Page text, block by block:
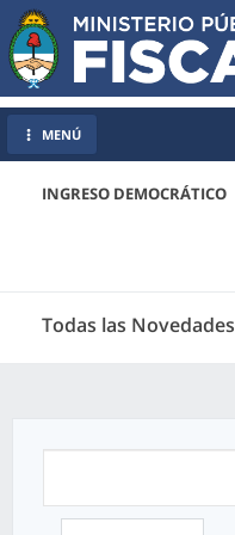
INGRESO DEMOCRÁTICO
Todas las Novedades
MENÚ